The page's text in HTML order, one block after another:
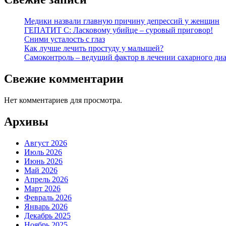
Медики назвали главную причину депрессий у женщин
ГЕПАТИТ С: Ласковому убийце – суровый приговор!
Сними усталость с глаз
Как лучше лечить простуду у малышей?
Самоконтроль – ведущий фактор в лечении сахарного
Свежие комментарии
Нет комментариев для просмотра.
Архивы
Август 2026
Июль 2026
Июнь 2026
Май 2026
Апрель 2026
Март 2026
Февраль 2026
Январь 2026
Декабрь 2025